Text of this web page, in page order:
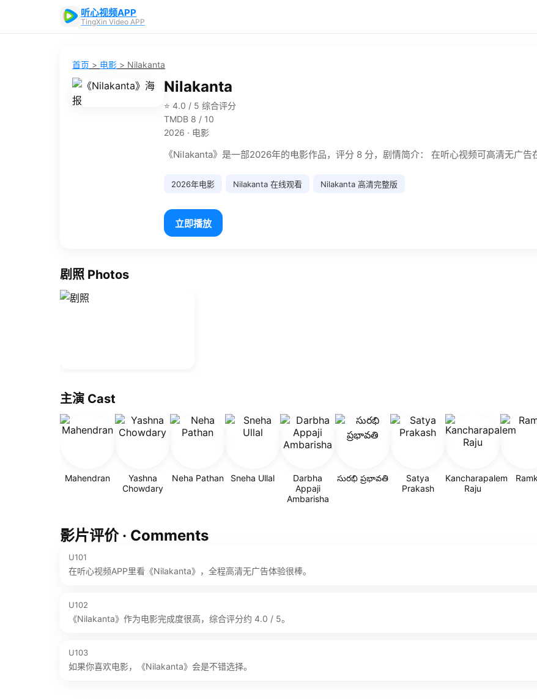
听心视频APP
TingXin Video APP
首页 > 电影 > Nilakanta
Nilakanta
⭐ 4.0 / 5 综合评分
TMDB 8 / 10
2026 · 电影
《Nilakanta》是一部2026年的电影作品，评分 8 分，剧情简介： 在听心视频可高清无广告
2026年电影 Nilakanta 在线观看 Nilakanta 高清完整版
立即播放
剧照 Photos
主演 Cast
Mahendran
Yashna
Chowdary
Neha Pathan Sneha Ullal
Darbha
Appaji
Ambarisha
సురభి ప్రభావతి
Satya
Prakash
Kancharapalem
Raju
影片评价 · Comments
U101
在听心视频APP里看《Nilakanta》，全程高清无广告体验很棒。
U102
《Nilakanta》作为电影完成度很高，综合评分约 4.0 / 5。
U103
如果你喜欢电影，《Nilakanta》会是不错选择。